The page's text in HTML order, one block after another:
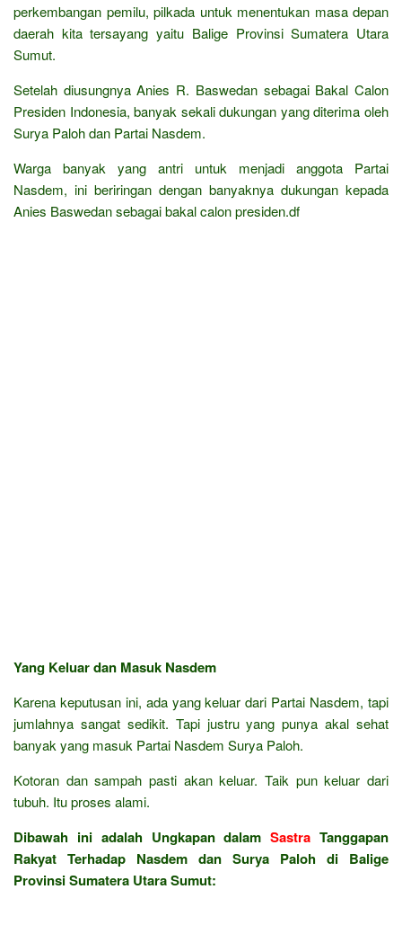
perkembangan pemilu, pilkada untuk menentukan masa depan
daerah kita tersayang yaitu Balige Provinsi Sumatera Utara
Sumut.
Setelah diusungnya Anies R. Baswedan sebagai Bakal Calon
Presiden Indonesia, banyak sekali dukungan yang diterima oleh
Surya Paloh dan Partai Nasdem.
Warga banyak yang antri untuk menjadi anggota Partai
Nasdem, ini beriringan dengan banyaknya dukungan kepada
Anies Baswedan sebagai bakal calon presiden.df
Yang Keluar dan Masuk Nasdem
Karena keputusan ini, ada yang keluar dari Partai Nasdem, tapi
jumlahnya sangat sedikit. Tapi justru yang punya akal sehat
banyak yang masuk Partai Nasdem Surya Paloh.
Kotoran dan sampah pasti akan keluar. Taik pun keluar dari
tubuh. Itu proses alami.
Dibawah ini adalah Ungkapan dalamSastra Tanggapan
Rakyat Terhadap Nasdem dan Surya Paloh di Balige
Provinsi Sumatera Utara Sumut: